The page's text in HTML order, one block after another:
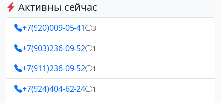
Активны сейчас
+7(920)009-05-41 3
+7(903)236-09-52 1
+7(911)236-09-52 1
+7(924)404-62-24 1